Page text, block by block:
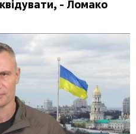
- Ломако